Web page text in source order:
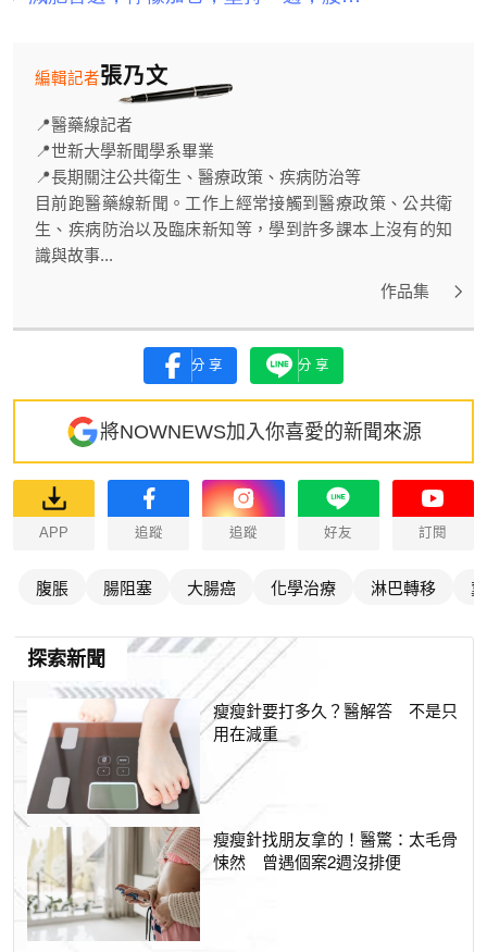
張乃文
編輯記者
📍醫藥線記者
📍世新大學新聞學系畢業
📍長期關注公共衛生、醫療政策、疾病防治等
目前跑醫藥線新聞。工作上經常接觸到醫療政策、公共衛
生、疾病防治以及臨床新知等，學到許多課本上沒有的知
識與故事...
作品集
分享 分享
將NOWNEWS加入你喜愛的新聞來源
APP 追蹤 追蹤 好友 訂閱
腹脹 腸阻塞 大腸癌 化學治療 淋巴轉移
探索新聞
瘦瘦針要打多久？醫解答 不是只
用在減重
瘦瘦針找朋友拿的！醫驚：太毛骨
悚然 曾遇個案2週沒排便